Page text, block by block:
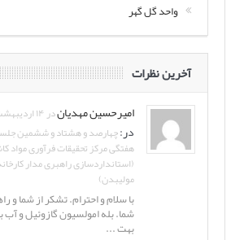
واحد گل گهر
آخرین نظرات
امیرحسین مهدیاندر ۱۴ اردیبهشت
در:چهارصد و هشتاد و ششمین
هفتگی مرکز تحقیقات فرآوری مواد
(استانداردسازی راهبری مدار
مولیبدن)
با سلام و احترام. تشکر از شما و
شما. بله امولسیون گازوئیل و آب
بهت ...